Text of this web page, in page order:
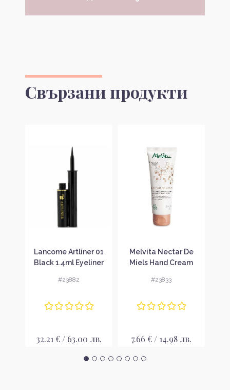
Свързани продукти
Lancome Artliner 01
Black 1.4ml Eyeliner
#23882
32.21 € / 63.00 лв.
Melvita Nectar De
Miels Hand Cream
ръце
#23833
7.66 € / 14.98 лв.